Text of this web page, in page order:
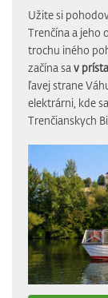
Užite si
Trenčína a jeho
trochu iného
začína sa v
ľavej strane
elektrárni, kde
Trenčianskych